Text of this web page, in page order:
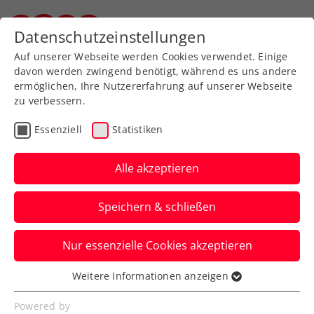
Zurück zur Newsübersicht
Liga
STTV
Wintermeisterschaft
2019/2020
Am 9. November startet die Winter-
Mannschaftsmeisterschaft des STTV mit
erneutem Rekordnennergebnis in die 19.
Auflage!
Datenschutzeinstellungen
Auf unserer Webseite werden Cookies verwendet. Einige
davon werden zwingend benötigt, während es uns andere
ermöglichen, Ihre Nutzererfahrung auf unserer Webseite
zu verbessern.
Essenziell Statistiken
Alle akzeptieren
Speichern & schließen
Nur essenzielle Cookies akzeptieren
Essenziell
Essenzielle Cookies werden für grundlegende
Weitere Informationen anzeigen
Powered by